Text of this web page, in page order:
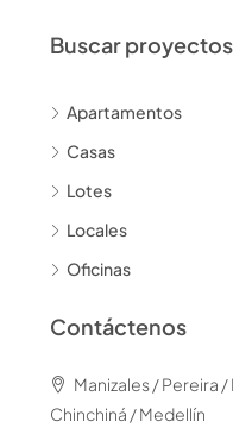
Buscar proyectos
Apartamentos
Casas
Lotes
Locales
Oficinas
Contáctenos
Manizales / Pereira
Chinchiná / Medellín